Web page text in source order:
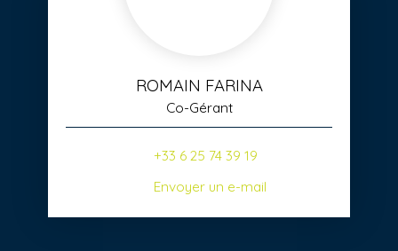
ROMAIN FARINA
Co-Gérant
+33 6 25 74 39 19
Envoyer un e-mail